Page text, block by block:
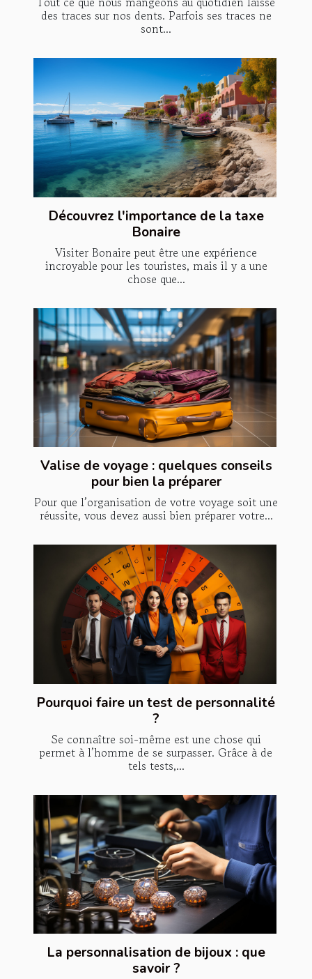
des traces sur nos dents. Parfois ses traces ne
sont...
Découvrez l'importance de la taxe
Bonaire
Visiter Bonaire peut être une expérience
incroyable pour les touristes, mais il y a une
chose que...
Valise de voyage : quelques conseils
pour bien la préparer
Pour que l’organisation de votre voyage soit une
réussite, vous devez aussi bien préparer votre...
Pourquoi faire un test de personnalité
?
Se connaître soi-même est une chose qui
permet à l’homme de se surpasser. Grâce à de
tels tests,...
La personnalisation de bijoux : que
savoir ?